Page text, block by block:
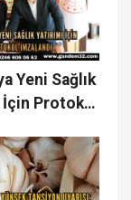
Yeni Sağlık
İçin Protokol